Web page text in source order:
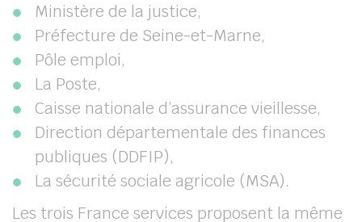
Ministère de la justice,
Préfecture de Seine-et-Marne,
Pôle emploi,
La Poste,
Caisse nationale d’assurance vieillesse,
Direction départementale des finances
publiques (DDFIP),
La sécurité sociale agricole (MSA).
Les trois France services proposent la même